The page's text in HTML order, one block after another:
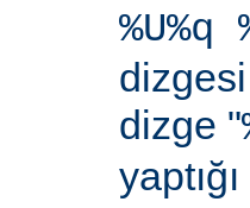
%U%q
dizge "